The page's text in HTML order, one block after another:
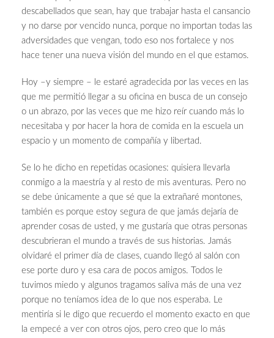
descabellados que sean, hay que trabajar hasta el cansancio
y no darse por vencido nunca, porque no importan todas las
adversidades que vengan, todo eso nos fortalece y nos
hace tener una nueva visión del mundo en el que estamos.
Hoy –y siempre – le estaré agradecida por las veces en las
que me permitió llegar a su oficina en busca de un consejo
o un abrazo, por las veces que me hizo reír cuando más lo
necesitaba y por hacer la hora de comida en la escuela un
espacio y un momento de compañía y libertad.
Se lo he dicho en repetidas ocasiones: quisiera llevarla
conmigo a la maestría y al resto de mis aventuras. Pero no
se debe únicamente a que sé que la extrañaré montones,
también es porque estoy segura de que jamás dejaría de
aprender cosas de usted, y me gustaría que otras personas
descubrieran el mundo a través de sus historias. Jamás
olvidaré el primer día de clases, cuando llegó al salón con
ese porte duro y esa cara de pocos amigos. Todos le
tuvimos miedo y algunos tragamos saliva más de una vez
porque no teníamos idea de lo que nos esperaba. Le
mentiría si le digo que recuerdo el momento exacto en que
la empecé a ver con otros ojos, pero creo que lo más